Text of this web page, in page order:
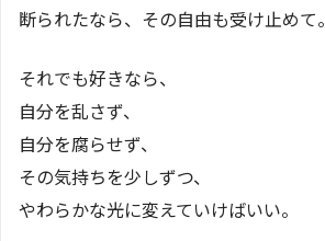
断られたなら、その自由も受け止めて。
それでも好きなら、
自分を乱さず、
自分を腐らせず、
その気持ちを少しずつ、
やわらかな光に変えていけばいい。